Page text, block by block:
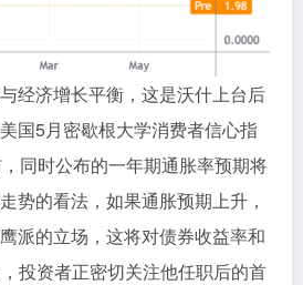
经济增长平衡，这是沃什上台后
国5月密歇根大学消费者信心指
同时公布的一年期通胀率预期将
势的看法，如果通胀预期上升，
派的立场，这将对债券收益率和
投资者正密切关注他任职后的首